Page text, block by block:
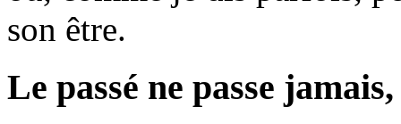
son être.
Le passé ne passe